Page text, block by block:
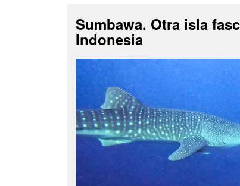
Sumbawa. Otra isla
Indonesia